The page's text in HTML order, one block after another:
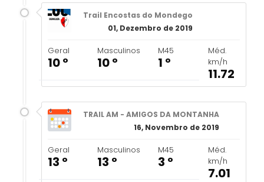
Trail Encostas do Mondego
01, Dezembro de 2019
Geral
10 º
Masculinos
10 º
M45
1 º
Méd.
km/h
11.72
TRAIL AM - AMIGOS DA MONTANHA
16, Novembro de 2019
Geral
13 º
Masculinos
13 º
M45
3 º
Méd.
km/h
7.01